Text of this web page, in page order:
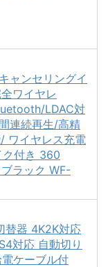
ャンセリングイ
ワイヤレ
LDAC対
連続再生/高精
ワイヤレス充電
付き 360
ラック WF-
替器 4K2K対応
対応 自動切り
ケーブル付